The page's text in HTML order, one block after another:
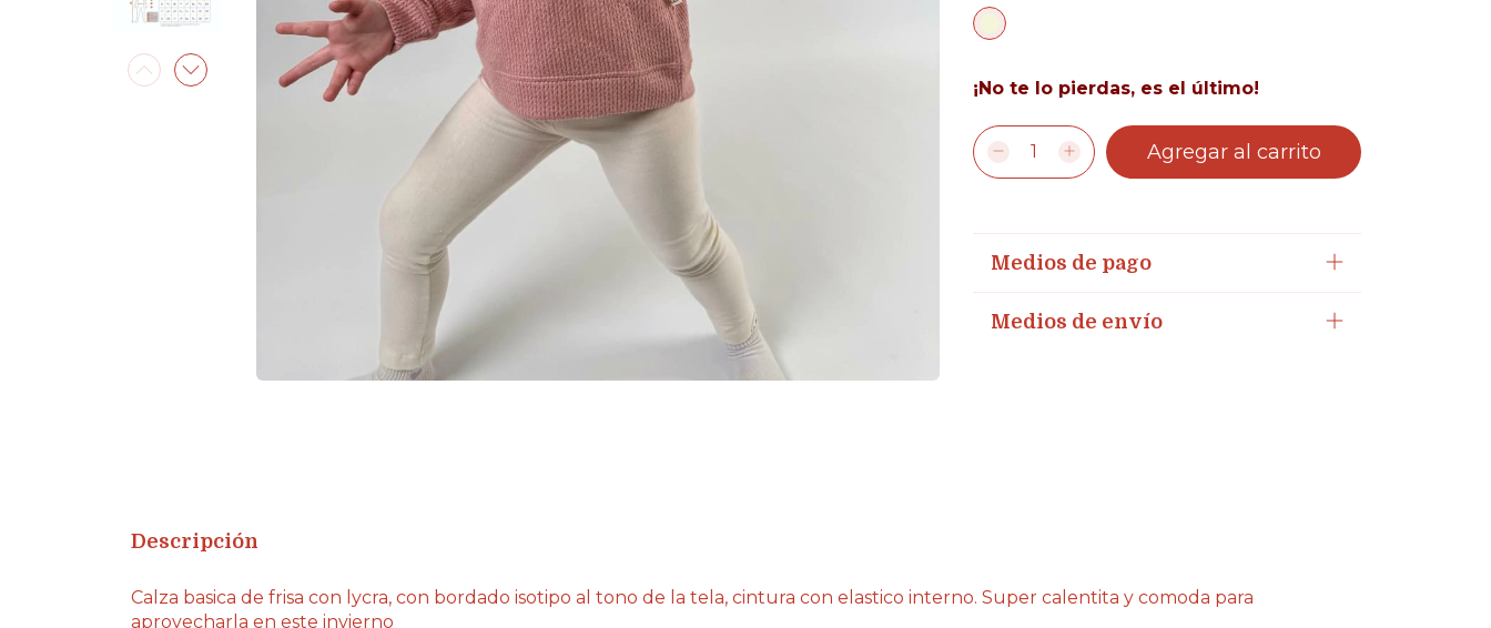
¡No te lo pierdas, es el último!
Medios de pago
Medios de envío
Descripción
Calza basica de frisa con lycra, con bordado isotipo al tono de la tela, cintura con elastico interno. Super calentita y comoda para
aprovecharla en este invierno